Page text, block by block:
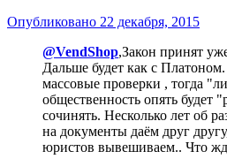
Опубликовано 22 декабря, 2015
@VendShop,Закон принят
Дальше будет как с
массовые проверки , тогда
общественность опять будет
сочинять. Несколько лет об
на документы даём друг
юристов вывешиваем.. Что